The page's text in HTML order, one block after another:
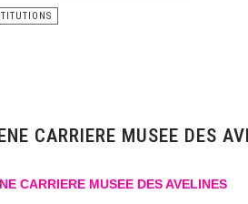
CARRIERE MUSEE DES